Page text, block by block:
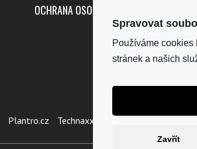
OCHRANA OSOBNÍCH ÚDAJŮ
Plantro.cz Technaxx.cz
Spravovat
Používáme
stránek a našich
Zavřít